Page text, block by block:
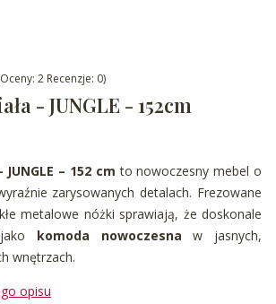
2 Recenzje: 0)
- JUNGLE - 152cm
JUNGLE – 152 cm to nowoczesny mebel o
zarysowanych detalach. Frezowane
metalowe nóżki sprawiają, że doskonale
komoda nowoczesna w jasnych,
wnętrzach.
opisu